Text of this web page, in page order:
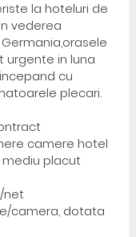
la hoteluri de
vederea
urgente in luna
cu
plecari.
camere hotel
placut
net
camera, dotata